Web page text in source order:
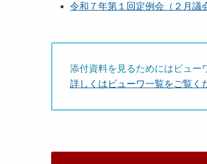
令和７年第１回定例会（２月議
添付資料を見るためにはビュー
詳しくはビューワ一覧をご覧く